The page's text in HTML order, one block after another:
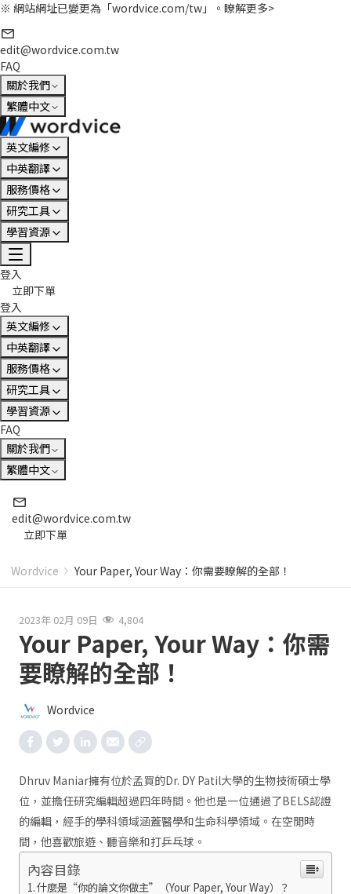
※ 網站網址已變更為「wordvice.com/tw」。 瞭解更多>
edit@wordvice.com.tw
FAQ
關於我們
繁體中文
英文編修
中英翻譯
服務價格
研究工具
學習資源
登入
立即下單
登入
英文編修
中英翻譯
服務價格
研究工具
學習資源
FAQ
關於我們
繁體中文
edit@wordvice.com.tw
立即下單
Wordvice Your Paper, Your Way：你需要瞭解的全部！
2023年 02月 09日 4,804
Your Paper, Your Way：你需
要瞭解的全部！
Wordvice
Dhruv Maniar擁有位於孟買的Dr. DY Patil大學的生物技術碩士學
位，並擔任研究編輯超過四年時間。他也是一位通過了BELS認證
的編輯，經手的學科領域涵蓋醫學和生命科學領域。在空閒時
間，他喜歡旅遊、聽音樂和打乒乓球。
內容目錄
什麼是“你的論文你做主”（Your Paper, Your Way）？